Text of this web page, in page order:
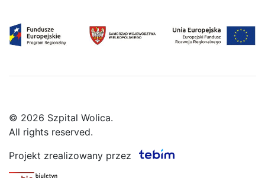
© 2026 Szpital Wolica.
All rights reserved.
Projekt zrealizowany przez